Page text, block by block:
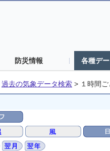
防災情報 各種デ
過去の気象データ検索 > １時間